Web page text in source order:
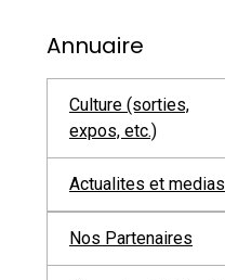
Annuaire
Culture (sorties,
expos, etc.)
Actualites et medias
Nos Partenaires